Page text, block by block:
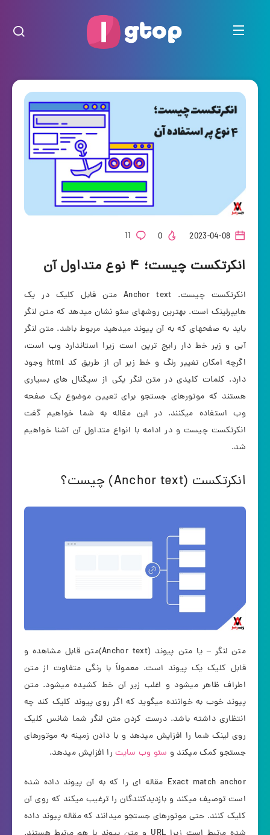
11
انکرتکست چیست؛ ۴ نوع متداول آن
انکرتکست چیست. Anchor text متن قابل کلیک در یک
هایپرلینک است. بهترین روشهای سئو نشان میدهد که متن لنگر
باید به صفحهای که به آن پیوند میدهید مربوط باشد. متن لنگر
آبی و زیر خط دار رایج ترین است زیرا استاندارد وب است،
اگرچه امکان تغییر رنگ و خط زیر آن از طریق کد html وجود
دارد. کلمات کلیدی در متن لنگر یکی از سیگنال های بسیاری
هستند که موتورهای جستجو برای تعیین موضوع یک صفحه
وب استفاده میکنند. در این مقاله به شما خواهیم گفت
انکرتکست چیست و در ادامه با انواع متداول آن آشنا خواهیم
شد.
انکرتکست (Anchor text) چیست؟
متن لنگر – یا متن پیوند (Anchor text)متن قابل مشاهده و
قابل کلیک یک پیوند است. معمولاً با رنگی متفاوت از متن
اطراف ظاهر میشود و اغلب زیر آن خط کشیده میشود. متن
پیوند خوب به خواننده میگوید که اگر روی پیوند کلیک کند چه
انتظاری داشته باشد. درست کردن متن لنگر شما شانس کلیک
روی لینک شما را افزایش میدهد و با دادن زمینه به موتورهای
جستجو کمک میکند و سئو وب سایترا افزایش میدهد.
Exact match anchor مقاله ای را که به آن پیوند داده شده
است توصیف میکند و بازدیدکنندگان را ترغیب میکند که روی آن
کلیک کنند. حتی موتورهای جستجو میدانند که مقاله پیوند داده